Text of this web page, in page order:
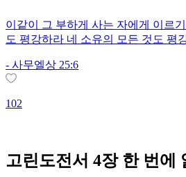
이같이 그 부하게 사는 자에게 이르
도 평강하라 네 소유의 모든 것도 평
- 사무엘상 25:6
102
고린도전서 4장 한 번에